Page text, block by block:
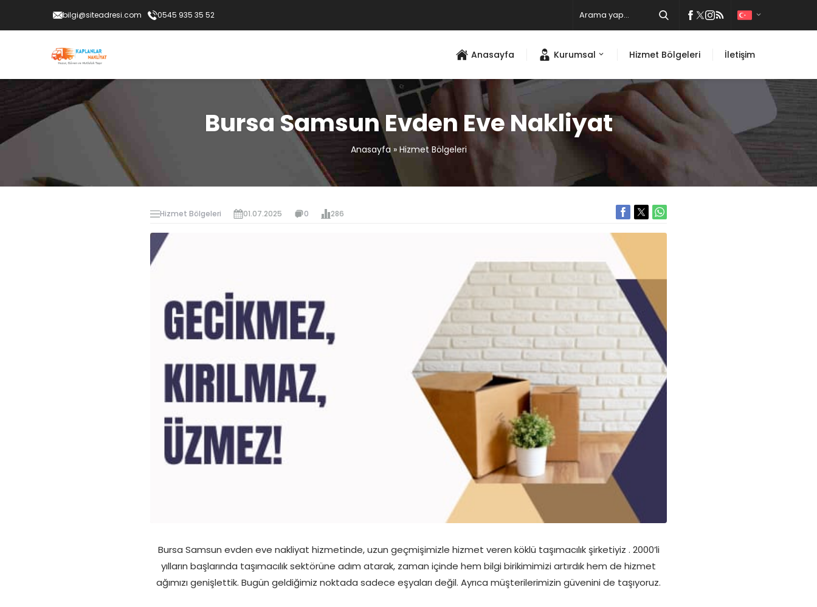
bilgi@siteadresi.com 0545 935 35 52
Anasayfa Kurumsal Hizmet Bölgeleri İletişim
Bursa Samsun Evden Eve Nakliyat
Anasayfa» Hizmet Bölgeleri
Hizmet Bölgeleri 01.07.2025 0 286
Bursa Samsun evden eve nakliyat hizmetinde, uzun geçmişimizle hizmet veren köklü taşımacılık şirketiyiz . 2000’li
yılların başlarında taşımacılık sektörüne adım atarak, zaman içinde hem bilgi birikimimizi artırdık hem de hizmet
ağımızı genişlettik. Bugün geldiğimiz noktada sadece eşyaları değil. Ayrıca müşterilerimizin güvenini de taşıyoruz.